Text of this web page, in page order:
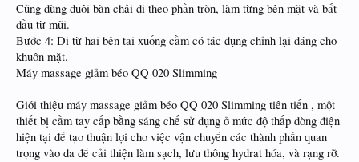
Cũng dùng đuôi bàn chải di theo phần tròn, làm từng bên mặt và bắt
đầu từ mũi.
Bước 4: Di từ hai bên tai xuống cằm có tác dụng chỉnh lại dáng cho
khuôn mặt.
Máy massage giảm béo QQ 020 Slimming
Giới thiệu máy massage giảm béo QQ 020 Slimming tiên tiến , một
thiết bị cầm tay cấp bằng sáng chế sử dụng ở mức độ thấp dòng điện
hiện tại để tạo thuận lợi cho việc vận chuyển các thành phần quan
trọng vào da để cải thiện làm sạch, lưu thông hydrat hóa, và rạng rỡ.